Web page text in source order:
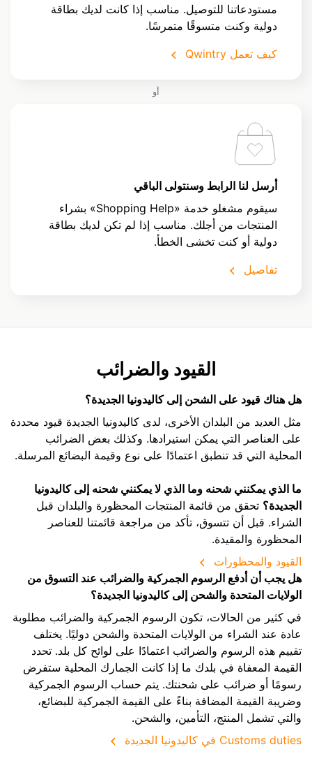
مستودعاتنا للتوصيل. مناسب إذا كانت لديك بطاقة
دولية وكنت متسوقًا متمرسًا.
كيف تعمل Qwintry
أو
أرسل لنا الرابط وسنتولى الباقي
سيقوم مشغلو خدمة «Shopping Help» بشراء
المنتجات من أجلك. مناسب إذا لم تكن لديك بطاقة
دولية أو كنت تخشى الخطأ.
تفاصيل
القيود والضرائب
هل هناك قيود على الشحن إلى كاليدونيا الجديدة؟
مثل العديد من البلدان الأخرى، لدى كاليدونيا الجديدة قيود محددة
على العناصر التي يمكن استيرادها. وكذلك بعض الضرائب
المحلية التي قد تنطبق اعتمادًا على نوع وقيمة البضائع المرسلة.
ما الذي يمكنني شحنه وما الذي لا يمكنني شحنه إلى كاليدونيا
الجديدة؟ تحقق من قائمة المنتجات المحظورة والبلدان قبل
الشراء. قبل أن تتسوق، تأكد من مراجعة قائمتنا للعناصر
المحظورة والمقيدة.
القيود والمحظورات
هل يجب أن أدفع الرسوم الجمركية والضرائب عند التسوق من
الولايات المتحدة والشحن إلى كاليدونيا الجديدة؟
في كثير من الحالات، تكون الرسوم الجمركية والضرائب مطلوبة
عادة عند الشراء من الولايات المتحدة والشحن دوليًا. يختلف
تقييم هذه الرسوم والضرائب اعتمادًا على لوائح كل بلد. تحدد
القيمة المعفاة في بلدك ما إذا كانت الجمارك المحلية ستفرض
رسومًا أو ضرائب على شحنتك. يتم حساب الرسوم الجمركية
وضريبة القيمة المضافة بناءً على القيمة الجمركية للبضائع،
والتي تشمل المنتج، التأمين، والشحن.
Customs duties في كاليدونيا الجديدة